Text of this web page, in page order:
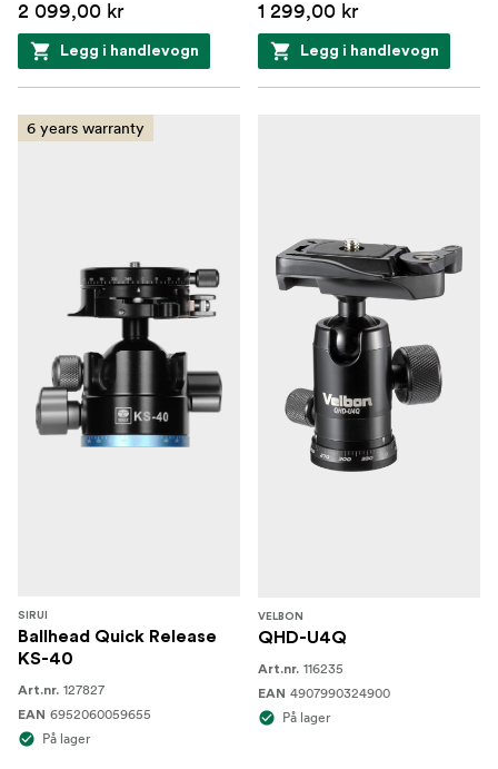
2 099,00 kr
Legg i handlevogn
1 299,00 kr
Legg i handlevogn
6 years warranty
SIRUI
Ballhead Quick Release
KS-40
Art.nr. 127827
EAN 6952060059655
På lager
VELBON
QHD-U4Q
Art.nr. 116235
EAN 4907990324900
På lager